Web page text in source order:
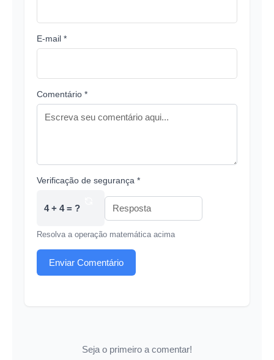
E-mail *
Comentário *
Verificação de segurança *
4 + 4 = ?
Resolva a operação matemática acima
Enviar Comentário
Seja o primeiro a comentar!